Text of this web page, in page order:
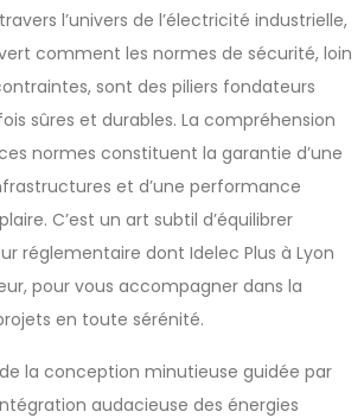
l’univers de l’électricité industrielle,
comment les normes de sécurité, loin
sont des piliers fondateurs
sûres et durables. La compréhension
normes constituent la garantie d’une
et d’une performance
C’est un art subtil d’équilibrer
réglementaire dont Idelec Plus à Lyon
pour vous accompagner dans la
en toute sérénité.
la conception minutieuse guidée par
audacieuse des énergies